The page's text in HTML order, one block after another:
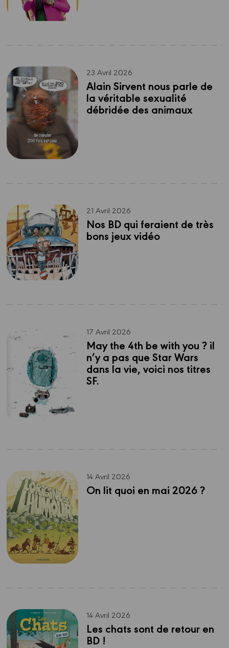
23 Avril 2026
Alain Sirvent nous parle de
la véritable sexualité
débridée des animaux
21 Avril 2026
Nos BD qui feraient de très
bons jeux vidéo
17 Avril 2026
May the 4th be with you ? il
n’y a pas que Star Wars
dans la vie, voici nos titres
SF.
14 Avril 2026
On lit quoi en mai 2026 ?
14 Avril 2026
Les chats sont de retour en
BD !